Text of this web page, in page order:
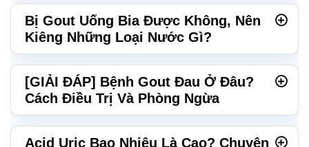
Bị Gout Uống Bia Được Không, Nên
Kiêng Những Loại Nước Gì?
[GIẢI ĐÁP] Bệnh Gout Đau Ở Đâu?
Cách Điều Trị Và Phòng Ngừa
Acid Uric Bao Nhiêu Là Cao? Chuyên